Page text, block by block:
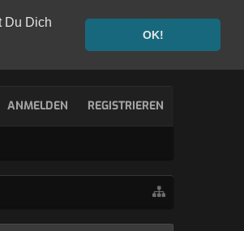
Du Dich
OK!
ANMELDEN REGISTRIEREN